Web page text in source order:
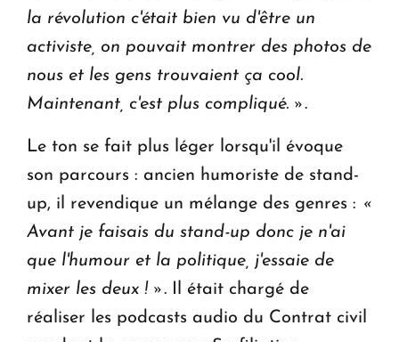
la révolution c'était bien vu d'être un
activiste, on pouvait montrer des photos de
nous et les gens trouvaient ça cool.
Maintenant, c'est plus compliqué. ».
Le ton se fait plus léger lorsqu'il évoque
son parcours : ancien humoriste de stand-
up, il revendique un mélange des genres : «
Avant je faisais du stand-up donc je n'ai
que l'humour et la politique, j'essaie de
mixer les deux ! ». Il était chargé de
réaliser les podcasts audio du Contrat civil